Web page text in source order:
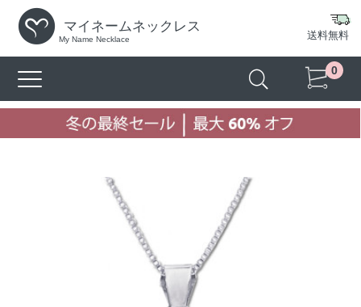
マイネームネックレス
My Name Necklace 送料無料
0